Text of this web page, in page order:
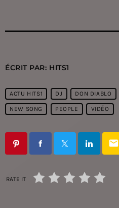
ÉCRIT PAR: HITS1
ACTU HITS1 DJ DON DIABLO
NEW SONG PEOPLE VIDÉO
email
RATE IT